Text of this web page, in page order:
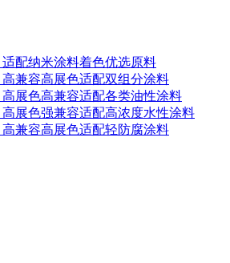
配纳米涂料着色优选原料
兼容高展色适配双组分涂料
展色高兼容适配各类油性涂料
展色强兼容适配高浓度水性涂料
兼容高展色适配轻防腐涂料